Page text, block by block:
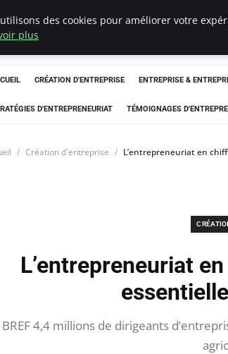
CRÉATION D'ENTREPRISE ENTREPRISE &
D'ENTREPRENEURIAT TÉMOIGNAGES
Création d'entreprise L’entrepreneuriat en
L’entrepreneuriat
BREF 4,4 millions de dirigeants
des cookies pour améliorer votre
plus